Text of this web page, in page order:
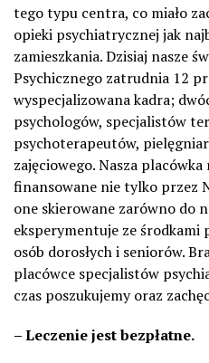
tego typu centra, co miało
opieki psychiatrycznej jak
zamieszkania. Dzisiaj nasze
Psychicznego zatrudnia 12
wyspecjalizowana kadra;
psychologów, specjalistów
psychoterapeutów,
zajęciowego. Nasza
finansowane nie tylko przez
one skierowane zarówno do
eksperymentuje ze
osób dorosłych i seniorów.
placówce specjalistów
czas poszukujemy oraz
– Leczenie jest bezpłatne.